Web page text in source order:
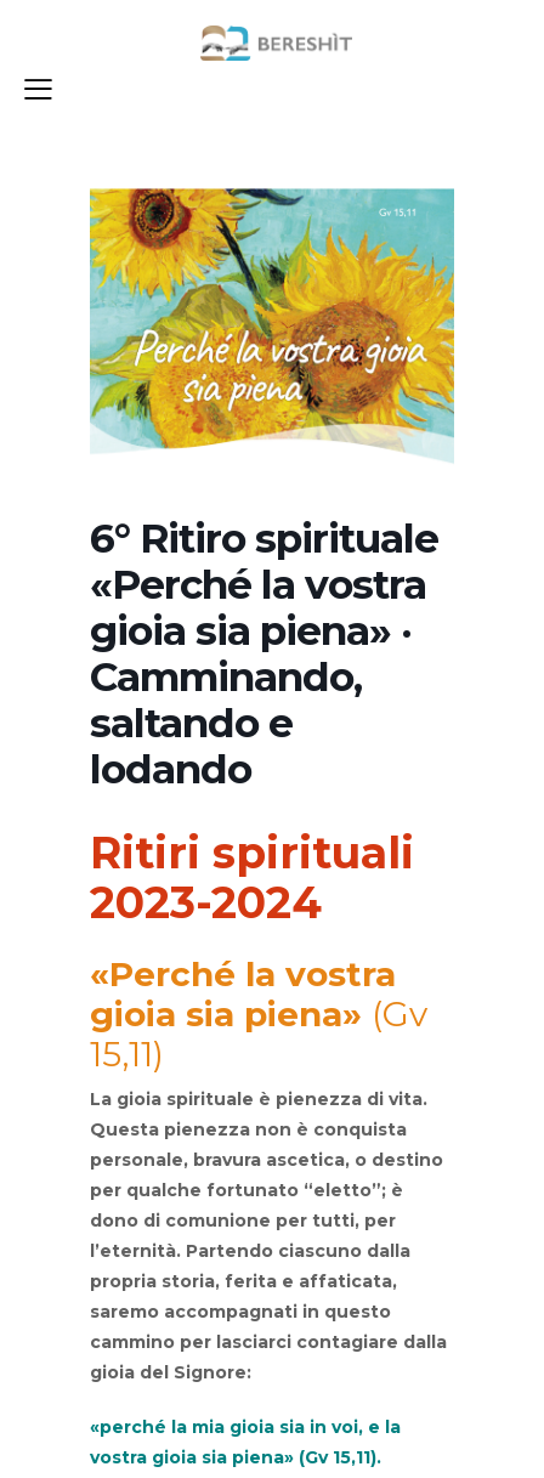
6° Ritiro spirituale
«Perché la vostra
gioia sia piena» ·
Camminando,
saltando e
lodando
Ritiri spirituali
2023-2024
«Perché la vostra
gioia sia piena» (Gv
15,11)
La gioia spirituale è pienezza di vita.
Questa pienezza non è conquista
personale, bravura ascetica, o destino
per qualche fortunato “eletto”; è
dono di comunione per tutti, per
l’eternità. Partendo ciascuno dalla
propria storia, ferita e affaticata,
saremo accompagnati in questo
cammino per lasciarci contagiare dalla
gioia del Signore:
«perché la mia gioia sia in voi, e la
vostra gioia sia piena» (Gv 15,11).